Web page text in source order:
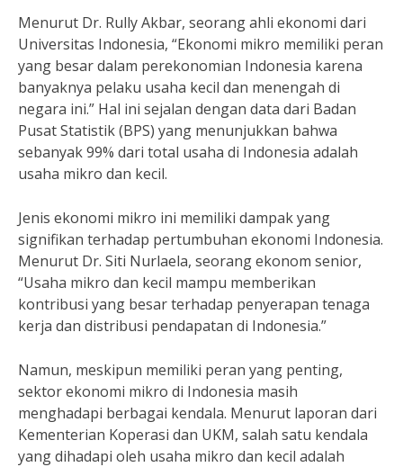
Menurut Dr. Rully Akbar, seorang ahli ekonomi dari
Universitas Indonesia, “Ekonomi mikro memiliki peran
yang besar dalam perekonomian Indonesia karena
banyaknya pelaku usaha kecil dan menengah di
negara ini.” Hal ini sejalan dengan data dari Badan
Pusat Statistik (BPS) yang menunjukkan bahwa
sebanyak 99% dari total usaha di Indonesia adalah
usaha mikro dan kecil.
Jenis ekonomi mikro ini memiliki dampak yang
signifikan terhadap pertumbuhan ekonomi Indonesia.
Menurut Dr. Siti Nurlaela, seorang ekonom senior,
“Usaha mikro dan kecil mampu memberikan
kontribusi yang besar terhadap penyerapan tenaga
kerja dan distribusi pendapatan di Indonesia.”
Namun, meskipun memiliki peran yang penting,
sektor ekonomi mikro di Indonesia masih
menghadapi berbagai kendala. Menurut laporan dari
Kementerian Koperasi dan UKM, salah satu kendala
yang dihadapi oleh usaha mikro dan kecil adalah